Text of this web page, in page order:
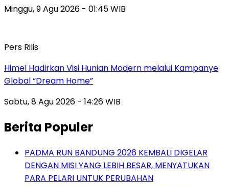
Minggu, 9 Agu 2026 - 01:45 WIB
Pers Rilis
Himel Hadirkan Visi Hunian Modern melalui Kampanye
Global “Dream Home”
Sabtu, 8 Agu 2026 - 14:26 WIB
Berita Populer
PADMA RUN BANDUNG 2026 KEMBALI DIGELAR
DENGAN MISI YANG LEBIH BESAR, MENYATUKAN
PARA PELARI UNTUK PERUBAHAN